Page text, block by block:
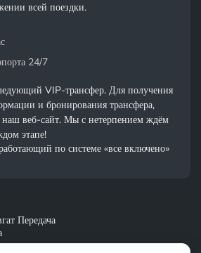
всей поездки.
24/7
VIP-трансфер. Для получения
и бронирования трансфера,
наш веб-сайт. Мы с нетерпением ждём
этапе!
Передача